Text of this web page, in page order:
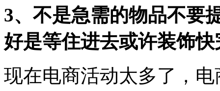
3、不是急需的物品不要
好是等住进去或许装饰
现在电商活动太多了，